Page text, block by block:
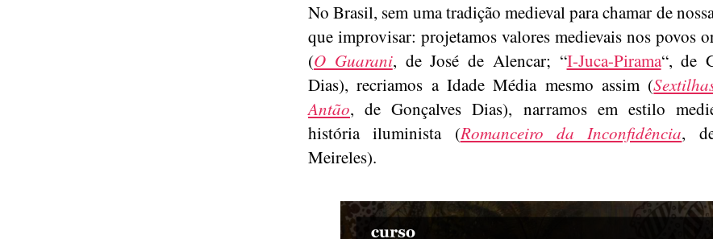
No Brasil, sem uma tradição medieval para chamar de
que improvisar: projetamos valores medievais nos povos
(O Guarani, de José de Alencar; “I-Juca-Pirama“, de
Dias), recriamos a Idade Média mesmo assim (
Antão, de Gonçalves Dias), narramos em estilo
história iluminista (Romanceiro da Inconfidência,
Meireles).